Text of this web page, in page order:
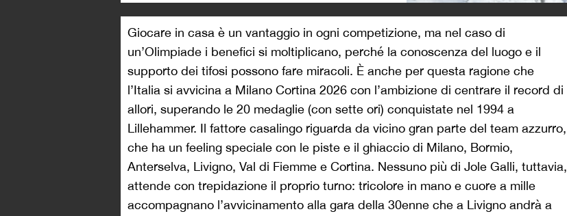
Giocare in casa è un vantaggio in ogni competizione, ma nel caso di
un’Olimpiade i benefici si moltiplicano, perché la conoscenza del luogo e il
supporto dei tifosi possono fare miracoli. È anche per questa ragione che
l’Italia si avvicina a Milano Cortina 2026 con l’ambizione di centrare il record di
allori, superando le 20 medaglie (con sette ori) conquistate nel 1994 a
Lillehammer. Il fattore casalingo riguarda da vicino gran parte del team azzurro,
che ha un feeling speciale con le piste e il ghiaccio di Milano, Bormio,
Anterselva, Livigno, Val di Fiemme e Cortina. Nessuno più di Jole Galli, tuttavia,
attende con trepidazione il proprio turno: tricolore in mano e cuore a mille
accompagnano l’avvicinamento alla gara della 30enne che a Livigno andrà a